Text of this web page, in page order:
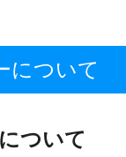
について
ついて